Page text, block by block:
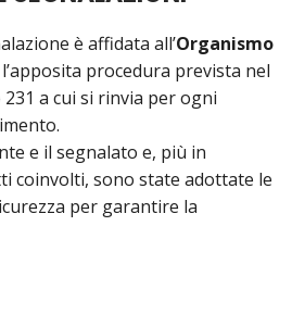
è affidata all’Organismo
procedura prevista nel
a cui si rinvia per ogni
e il segnalato e, più in
coinvolti, sono state adottate le
per garantire la